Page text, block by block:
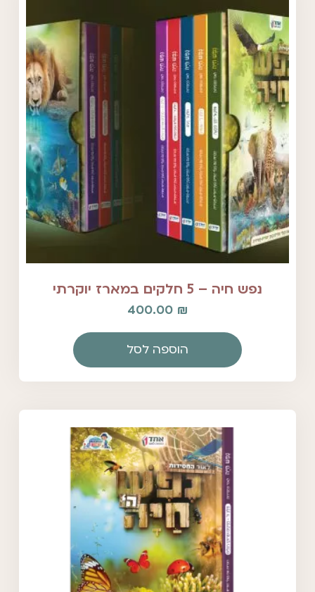
נפש חיה – 5 חלקים במארז יוקרתי
400.00 ₪
הוספה לסל